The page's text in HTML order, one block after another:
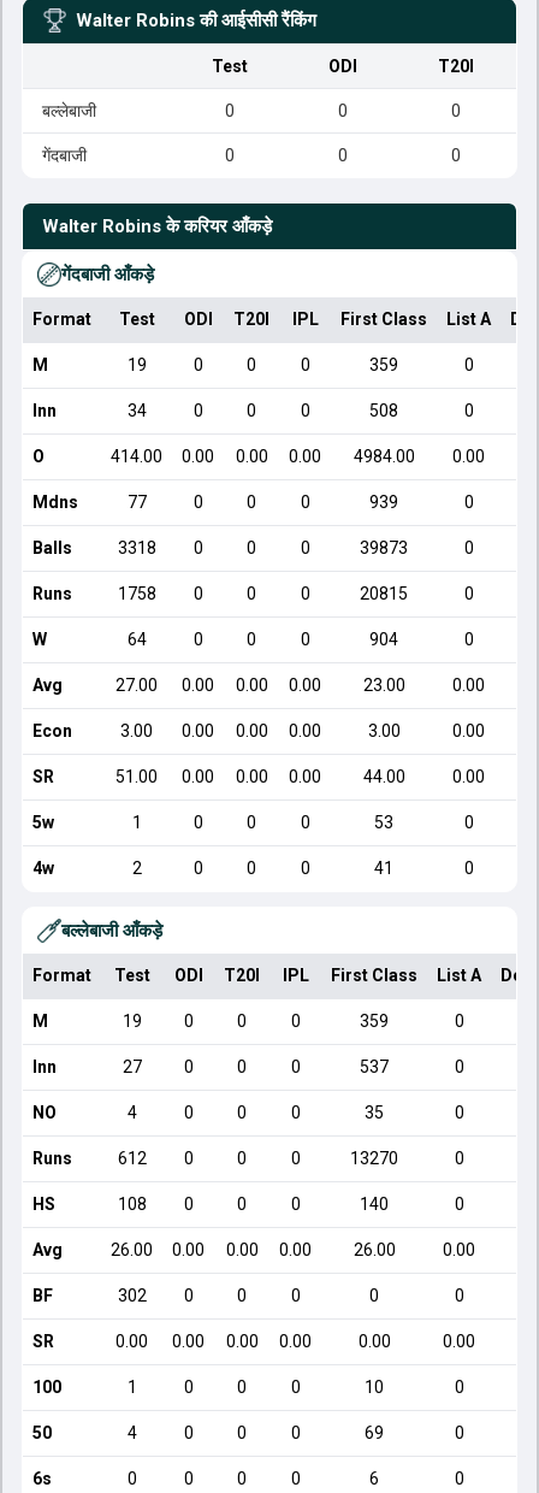
Walter Robins की आईसीसी रैंकिंग
Test ODI T20I
बल्लेबाजी 0 0 0
गेंदबाजी 0 0 0
Walter Robins के करियर आँकड़े
गेंदबाजी आँकड़े
Format Test ODI T20I IPL First Class List A
M 19 0 0 0 359 0
Inn 34 0 0 0 508 0
O 414.00 0.00 0.00 0.00 4984.00 0.00
Mdns 77 0 0 0 939 0
Balls 3318 0 0 0 39873 0
Runs 1758 0 0 0 20815 0
W 64 0 0 0 904 0
Avg 27.00 0.00 0.00 0.00 23.00 0.00
Econ 3.00 0.00 0.00 0.00 3.00 0.00
SR 51.00 0.00 0.00 0.00 44.00 0.00
5w 1 0 0 0 53 0
4w 2 0 0 0 41 0
बल्लेबाजी आँकड़े
Format Test ODI T20I IPL First Class List A
M 19 0 0 0 359 0
Inn 27 0 0 0 537 0
NO 4 0 0 0 35 0
Runs 612 0 0 0 13270 0
HS 108 0 0 0 140 0
Avg 26.00 0.00 0.00 0.00 26.00 0.00
BF 302 0 0 0 0 0
SR 0.00 0.00 0.00 0.00 0.00 0.00
100 1 0 0 0 10 0
50 4 0 0 0 69 0
6s 0 0 0 0 6 0